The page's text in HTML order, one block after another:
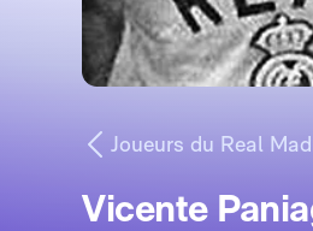
Joueurs du Real
Vicente